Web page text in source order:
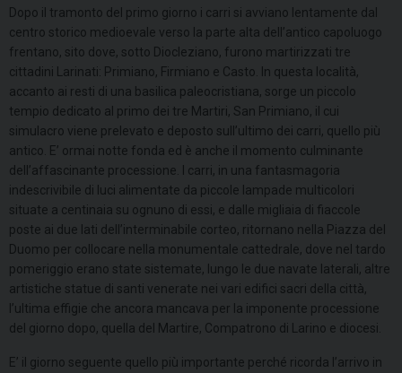
Dopo il tramonto del primo giorno i carri si avviano lentamente dal
centro storico medioevale verso la parte alta dell’antico capoluogo
frentano, sito dove, sotto Diocleziano, furono martirizzati tre
cittadini Larinati: Primiano, Firmiano e Casto. In questa località,
accanto ai resti di una basilica paleocristiana, sorge un piccolo
tempio dedicato al primo dei tre Martiri, San Primiano, il cui
simulacro viene prelevato e deposto sull’ultimo dei carri, quello più
antico. E’ ormai notte fonda ed è anche il momento culminante
dell’affascinante processione. I carri, in una fantasmagoria
indescrivibile di luci alimentate da piccole lampade multicolori
situate a centinaia su ognuno di essi, e dalle migliaia di fiaccole
poste ai due lati dell’interminabile corteo, ritornano nella Piazza del
Duomo per collocare nella monumentale cattedrale, dove nel tardo
pomeriggio erano state sistemate, lungo le due navate laterali, altre
artistiche statue di santi venerate nei vari edifici sacri della città,
l’ultima effigie che ancora mancava per la imponente processione
del giorno dopo, quella del Martire, Compatrono di Larino e diocesi.
E’ il giorno seguente quello più importante perché ricorda l’arrivo in